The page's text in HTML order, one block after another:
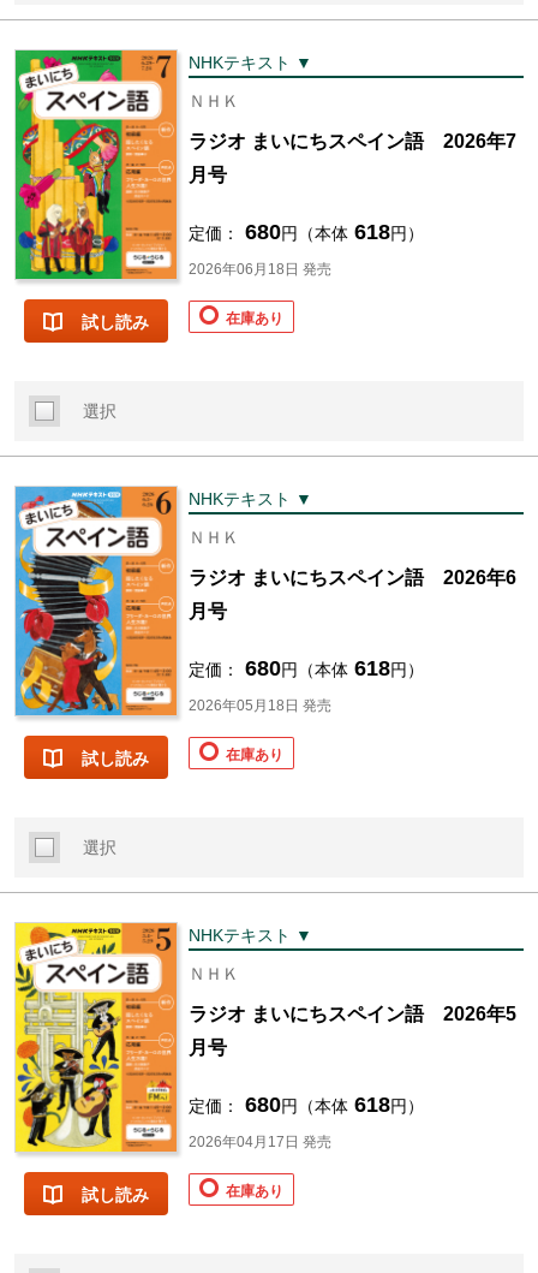
試し読み
NHKテキスト ▼
ＮＨＫ
ラジオ まいにちスペイン語 2026年7
月号
定価： 680円（本体 618円）
2026年06月18日 発売
在庫あり
選択
試し読み
NHKテキスト ▼
ＮＨＫ
ラジオ まいにちスペイン語 2026年6
月号
定価： 680円（本体 618円）
2026年05月18日 発売
在庫あり
選択
試し読み
NHKテキスト ▼
ＮＨＫ
ラジオ まいにちスペイン語 2026年5
月号
定価： 680円（本体 618円）
2026年04月17日 発売
在庫あり